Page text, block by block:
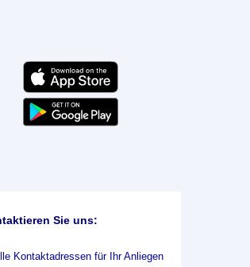
Sie uns:
Kontaktadressen für Ihr Anliegen